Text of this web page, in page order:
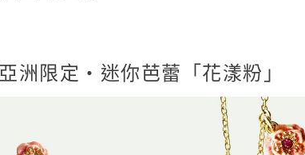
亞洲限定・迷你芭蕾「花漾粉」